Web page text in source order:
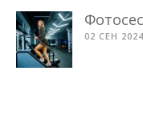
02 СЕН 2024